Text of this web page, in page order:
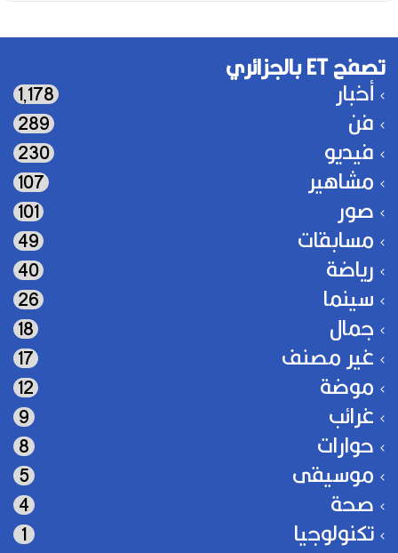
تصفح ET بالجزائري
أخبار 1٬178
فن 289
فيديو 230
مشاهير 107
صور 101
مسابقات 49
رياضة 40
سينما 26
جمال 18
غير مصنف 17
موضة 12
غرائب 9
حوارات 8
موسيقى 5
صحة 4
تكنولوجيا 1